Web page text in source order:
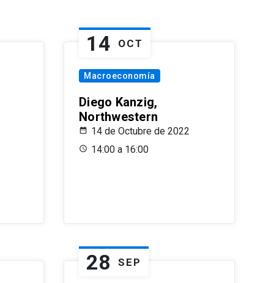
14 OCT
Macroeconomía
Diego Kanzig,
Northwestern
14 de Octubre de 2022
14:00 a 16:00
28 SEP